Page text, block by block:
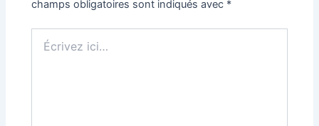
champs obligatoires sont indiqués avec *
ici…